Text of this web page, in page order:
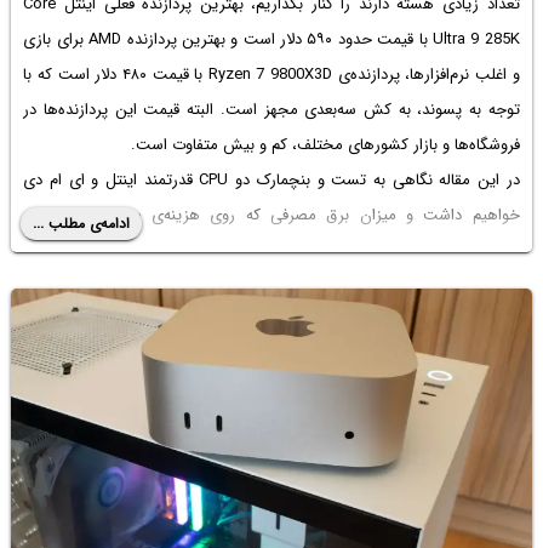
Ultra 9 285K با قیمت حدود ۵۹۰ دلار است و بهترین پردازنده AMD برای بازی
و اغلب نرم‌افزارها، پردازنده‌ی Ryzen 7 9800X3D با قیمت ۴۸۰ دلار است که با
توجه به پسوند، به کش سه‌بعدی مجهز است. البته قیمت این پردازنده‌ها در
فروشگاه‌ها و بازار کشورهای مختلف، کم و بیش متفاوت است.
در این مقاله نگاهی به تست و بنچمارک دو CPU قدرتمند اینتل و ای ام دی
خواهیم داشت و میزان برق مصرفی که روی هزینه‌ی سیستم خنک‌کاری
پردازنده موثر است و همین‌طور ظرفیت اورکلاک را بررسی می‌کنیم تا به یک
جمع‌بندی برسیم که خرید پردازنده رده اول اینتل تصمیم بهتری است یا
ادامه‌ی مطلب ...